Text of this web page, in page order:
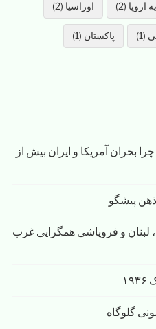
اروپا (2) اوراسیا (2)
(1) پاکستان (1)
بحران آمریکا و ایران بیش از
پیشگو
لبنان و فروپاشی همگرایی غرب
گلوگاه